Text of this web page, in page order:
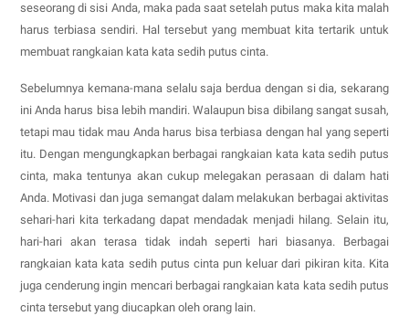
seseorang di sisi Anda, maka pada saat setelah putus maka kita malah
harus terbiasa sendiri. Hal tersebut yang membuat kita tertarik untuk
membuat rangkaian kata kata sedih putus cinta.
Sebelumnya kemana-mana selalu saja berdua dengan si dia, sekarang
ini Anda harus bisa lebih mandiri. Walaupun bisa dibilang sangat susah,
tetapi mau tidak mau Anda harus bisa terbiasa dengan hal yang seperti
itu. Dengan mengungkapkan berbagai rangkaian kata kata sedih putus
cinta, maka tentunya akan cukup melegakan perasaan di dalam hati
Anda. Motivasi dan juga semangat dalam melakukan berbagai aktivitas
sehari-hari kita terkadang dapat mendadak menjadi hilang. Selain itu,
hari-hari akan terasa tidak indah seperti hari biasanya. Berbagai
rangkaian kata kata sedih putus cinta pun keluar dari pikiran kita. Kita
juga cenderung ingin mencari berbagai rangkaian kata kata sedih putus
cinta tersebut yang diucapkan oleh orang lain.